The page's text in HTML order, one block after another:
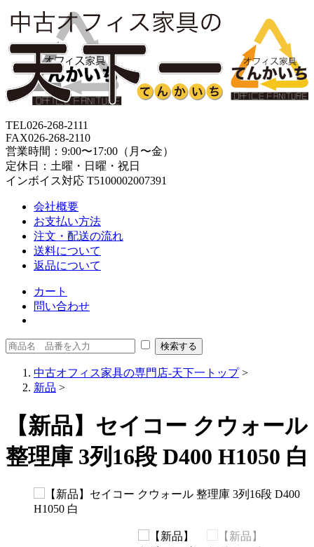
TEL026-268-2111
FAX026-268-2110
営業時間：9:00〜17:00（月〜金）
定休日：土曜・日曜・祝日
インボイス対応 T5100002007391
会社概要
お支払い方法
注文・配送の流れ
送料について
返品について
カート
問い合わせ
中古オフィス家具の専門店-天下一トップ>
新品 >
【新品】セイコー クウォール
整理庫 3列16段 D400 H1050 白